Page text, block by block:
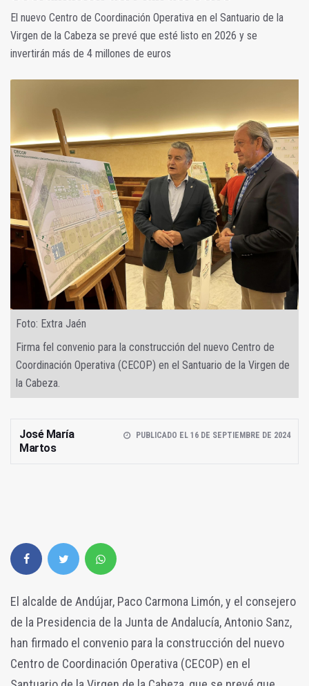
El nuevo Centro de Coordinación Operativa en el Santuario de la
Virgen de la Cabeza se prevé que esté listo en 2026 y se
invertirán más de 4 millones de euros
Foto: Extra Jaén
Firma fel convenio para la construcción del nuevo Centro de
Coordinación Operativa (CECOP) en el Santuario de la Virgen de
la Cabeza.
José María
Martos
PUBLICADO EL 16 DE SEPTIEMBRE DE 2024
El alcalde de Andújar, Paco Carmona Limón, y el consejero
de la Presidencia de la Junta de Andalucía, Antonio Sanz,
han firmado el convenio para la construcción del nuevo
Centro de Coordinación Operativa (CECOP) en el